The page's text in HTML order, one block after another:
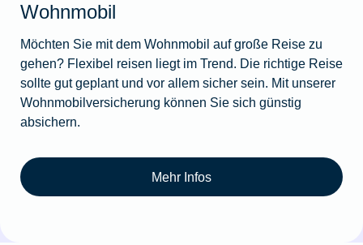
Wohnmobil
Möchten Sie mit dem Wohnmobil auf große Reise zu
gehen? Flexibel reisen liegt im Trend. Die richtige Reise
sollte gut geplant und vor allem sicher sein. Mit unserer
Wohnmobilversicherung können Sie sich günstig
absichern.
Mehr Infos